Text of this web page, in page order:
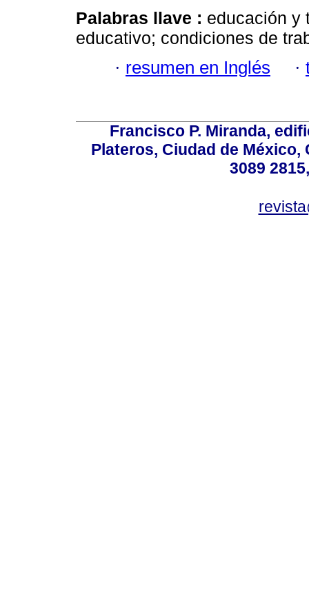
Palabras llave : educación y
educativo; condiciones de
· resumen en Inglés ·
Francisco P. Miranda,
Plateros, Ciudad de México,
3089